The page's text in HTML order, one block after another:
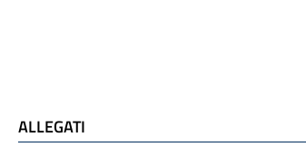
ALLEGATI
ALLEGATI